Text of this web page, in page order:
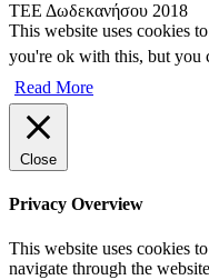
ΤΕΕ Δωδεκανήσου 2018
This website uses cookies
you're ok with this, but you
Read More
Close
Privacy Overview
This website uses cookies
navigate through the